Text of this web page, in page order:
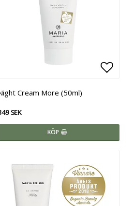
till i favoritlistan
Cream More (50ml)
SEK
KÖP